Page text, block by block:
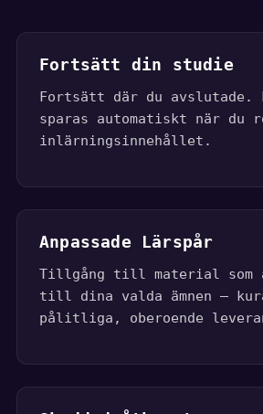
Fortsätt din studie
Fortsätt där du avslutade.
sparas automatiskt när du
inlärningsinnehållet.
Anpassade Lärspår
Tillgång till material som
till dina valda ämnen —
pålitliga, oberoende